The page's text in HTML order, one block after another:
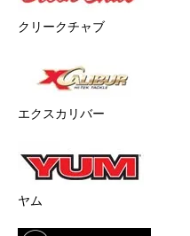
クリークチャブ
エクスカリバー
ヤム